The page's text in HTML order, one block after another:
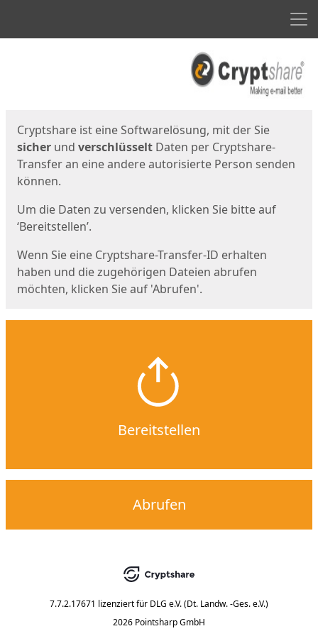
Cryptshare ist eine Softwarelösung, mit der Sie
sicher und verschlüsselt Daten per Cryptshare-
Transfer an eine andere autorisierte Person senden
können.
Um die Daten zu versenden, klicken Sie bitte auf
‘Bereitstellen’.
Wenn Sie eine Cryptshare-Transfer-ID erhalten
haben und die zugehörigen Dateien abrufen
möchten, klicken Sie auf 'Abrufen'.
Bereitstellen
Abrufen
7.7.2.17671 lizenziert für DLG e.V. (Dt. Landw. -Ges. e.V.)
2026 Pointsharp GmbH